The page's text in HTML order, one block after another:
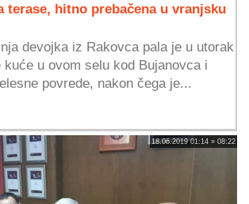
terase, hitno prebačena u vranjsku
devojka iz Rakovca pala je u utorak
kuće u ovom selu kod Bujanovca i
povrede, nakon čega je...
18.06.2019 01:14 » 08:22